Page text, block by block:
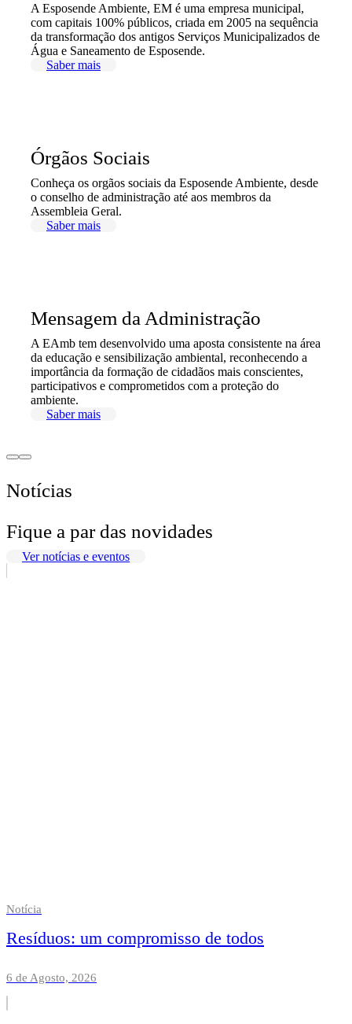
A Esposende Ambiente, EM é uma empresa municipal,
com capitais 100% públicos, criada em 2005 na sequência
da transformação dos antigos Serviços Municipalizados de
Água e Saneamento de Esposende.
Saber mais
Órgãos Sociais
Conheça os orgãos sociais da Esposende Ambiente, desde
o conselho de administração até aos membros da
Assembleia Geral.
Saber mais
Mensagem da Administração
A EAmb tem desenvolvido uma aposta consistente na área
da educação e sensibilização ambiental, reconhecendo a
importância da formação de cidadãos mais conscientes,
participativos e comprometidos com a proteção do
ambiente.
Saber mais
Notícias
Fique a par das novidades
Ver notícias e eventos
Notícia
Resíduos: um compromisso de todos
6 de Agosto, 2026